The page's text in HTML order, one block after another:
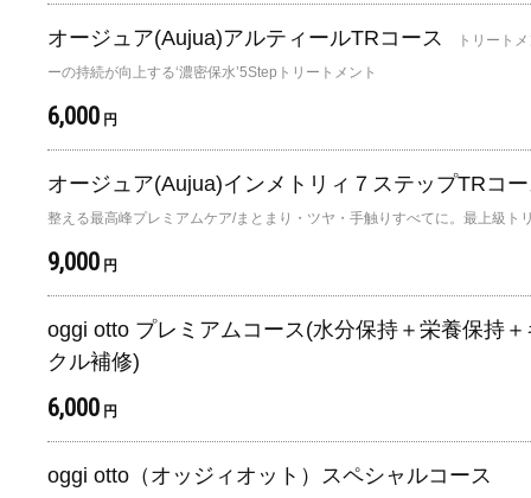
オージュア(Aujua)アルティールTRコース
トリート
ーの持続が向上する‘濃密保水’5Stepトリートメント
6,000 円
オージュア(Aujua)インメトリィ７ステップTRコ
整える最高峰プレミアムケア/まとまり・ツヤ・手触りすべてに。最上級ト
9,000 円
oggi otto プレミアムコース(水分保持＋栄養保持
クル補修)
6,000 円
oggi otto（オッジィオット）スペシャルコース